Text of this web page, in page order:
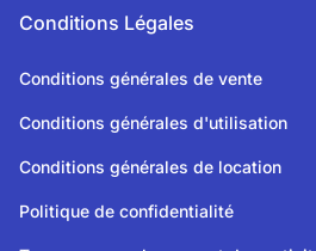
Conditions Légales
Conditions générales de vente
Conditions générales d'utilisation
Conditions générales de location
Politique de confidentialité